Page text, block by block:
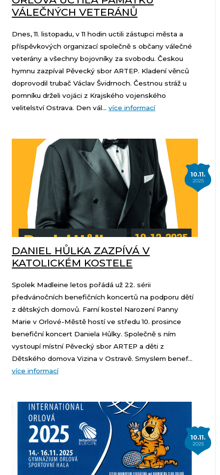
VÁLEČNÝCH VETERÁNŮ
Dnes, 11. listopadu, v 11 hodin uctili zástupci města a
příspěvkových organizací společně s občany válečné
veterány a všechny bojovníky za svobodu. Českou
hymnu zazpíval Pěvecký sbor ARTEP. Kladení věnců
doprovodil trubač Václav Švidrnoch. Čestnou stráž u
pomníku drželi vojáci z Krajského vojenského
velitelství Ostrava. Den vál... více informací
10.11.
2025
DANIEL HŮLKA ZAZPÍVÁ V
KATOLICKÉM KOSTELE
Spolek Madleine letos pořádá už 22. sérii
předvánočních benefičních koncertů na podporu dětí
z dětských domovů. Farní kostel Narození Panny
Marie v Orlové-Městě hostí ve středu 10. prosince
benefiční koncert Daniela Hůlky. Společně s ním
vystoupí místní Pěvecký sbor ARTEP a děti z
Dětského domova Vizina v Ostravě. Smyslem benef...
více informací
10.11.
2025